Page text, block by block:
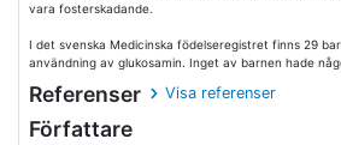
vara fosterskadande.
I det svenska Medicinska födelseregistret finns 29
användning av glukosamin. Inget av barnen hade
Referenser Visa referenser
Författare